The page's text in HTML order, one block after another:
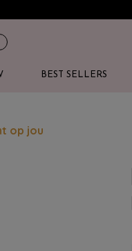
BEST SELLERS
op jou